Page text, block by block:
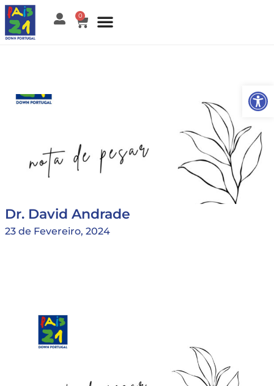
0
Dr. David Andrade
23 de Fevereiro, 2024